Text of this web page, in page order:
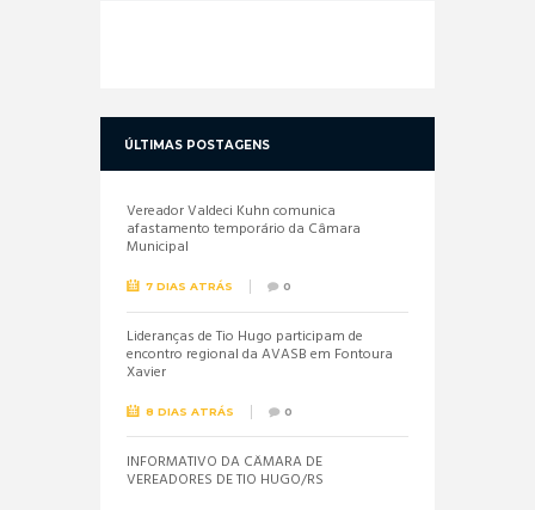
ÚLTIMAS POSTAGENS
Vereador Valdeci Kuhn comunica
afastamento temporário da Câmara
Municipal
7 DIAS ATRÁS 0
Lideranças de Tio Hugo participam de
encontro regional da AVASB em Fontoura
Xavier
8 DIAS ATRÁS 0
INFORMATIVO DA CÂMARA DE
VEREADORES DE TIO HUGO/RS